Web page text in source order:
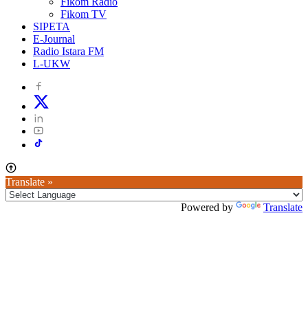
Fikom TV
SIPETA
E-Journal
Radio Istara FM
L-UKW
Translate »
Powered by Translate